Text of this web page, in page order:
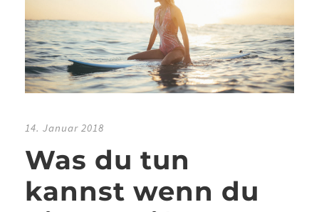
14. Januar 2018
Was du tun
kannst wenn du